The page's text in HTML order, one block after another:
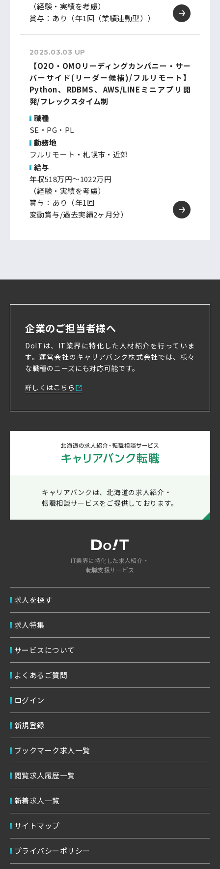
（経験・実績を考慮）
賞与：あり（年1回（業績連動型））
2025.03.03 UP
【O2O・OMOリーディングカンパニー・サー
バーサイド(リーダー候補)/フルリモート】
Python、RDBMS、AWS/LINEミニアプリ開
発/フレックスタイム制
職種
SE・PG・PL
勤務地
フルリモート・札幌市・近郊
給与
年収518万円～1022万円
（経験・実績を考慮）
賞与：あり（年1回
変動賞与/過去実績2ヶ月分）
企業のご担当者様へ
DoITは、IT業界に特化した人材紹介を行っていま
す。運営会社のキャリアバンク株式会社では、様々
な職種のニーズにも対応可能です。
詳しくはこちら
キャリアバンクは、北海道の求人紹介・
転職相談サービスをご提供しております。
IT業界に特化した求人紹介・
転職支援サービス
求人を探す
求人特集
サービスについて
よくあるご質問
ログイン
新規登録
ブックマーク求人一覧
閲覧求人履歴一覧
新着求人一覧
サイトマップ
プライバシーポリシー